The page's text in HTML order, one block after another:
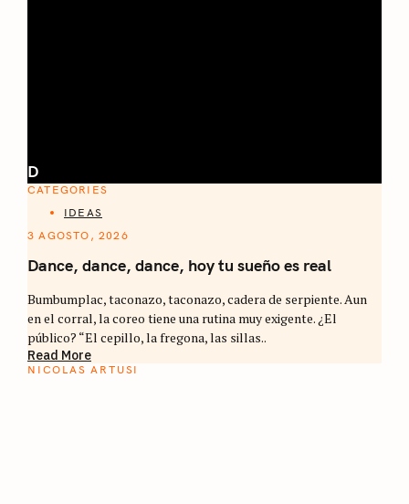
D
CATEGORIES
IDEAS
3 AGOSTO, 2026
Dance, dance, dance, hoy tu sueño es real
Bumbumplac, taconazo, taconazo, cadera de serpiente. Aun
en el corral, la coreo tiene una rutina muy exigente. ¿El
público? “El cepillo, la fregona, las sillas..
Read More
NICOLAS ARTUSI